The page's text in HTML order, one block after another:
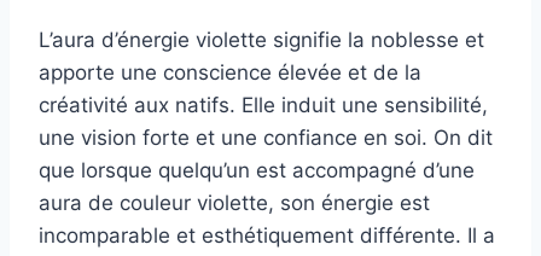
L’aura d’énergie violette signifie la noblesse et
apporte une conscience élevée et de la
créativité aux natifs. Elle induit une sensibilité,
une vision forte et une confiance en soi. On dit
que lorsque quelqu’un est accompagné d’une
aura de couleur violette, son énergie est
incomparable et esthétiquement différente. Il a